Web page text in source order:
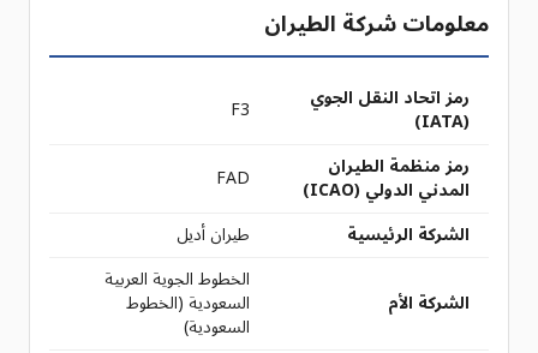
معلومات شركة الطيران
رمز اتحاد النقل الجوي
(IATA)
F3
رمز منظمة الطيران
المدني الدولي (ICAO)
FAD
الشركة الرئيسية
طيران أديل
الشركة الأم
الخطوط الجوية العربية
السعودية (الخطوط
السعودية)